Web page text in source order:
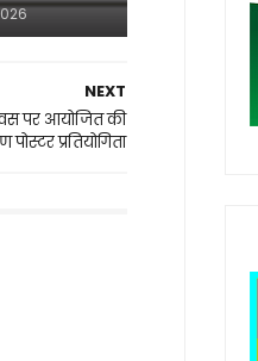
NEXT
पर आयोजित की
पोस्टर प्रतियोगिता